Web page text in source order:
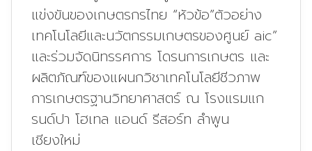
แข่งขันของเกษตรกรไทย “หัวข้อ”ตัวอย่าง
เทคโนโลยีและนวัตกรรมเกษตรของศูนย์ aic”
และร่วมจัดนิทรรศการ โดรนการเกษตร และ
ผลิตภัณฑ์ของแผนกวิชาเทคโนโลยีชีวภาพ
การเกษตรฐานวิทยาศาสตร์ ณ โรงแรมแก
รนด์ปา โฮเทล แอนด์ รีสอร์ท ลำพูน
เชียงใหม่